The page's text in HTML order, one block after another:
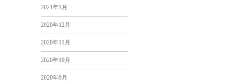
2021年1月
2020年12月
2020年11月
2020年10月
2020年9月